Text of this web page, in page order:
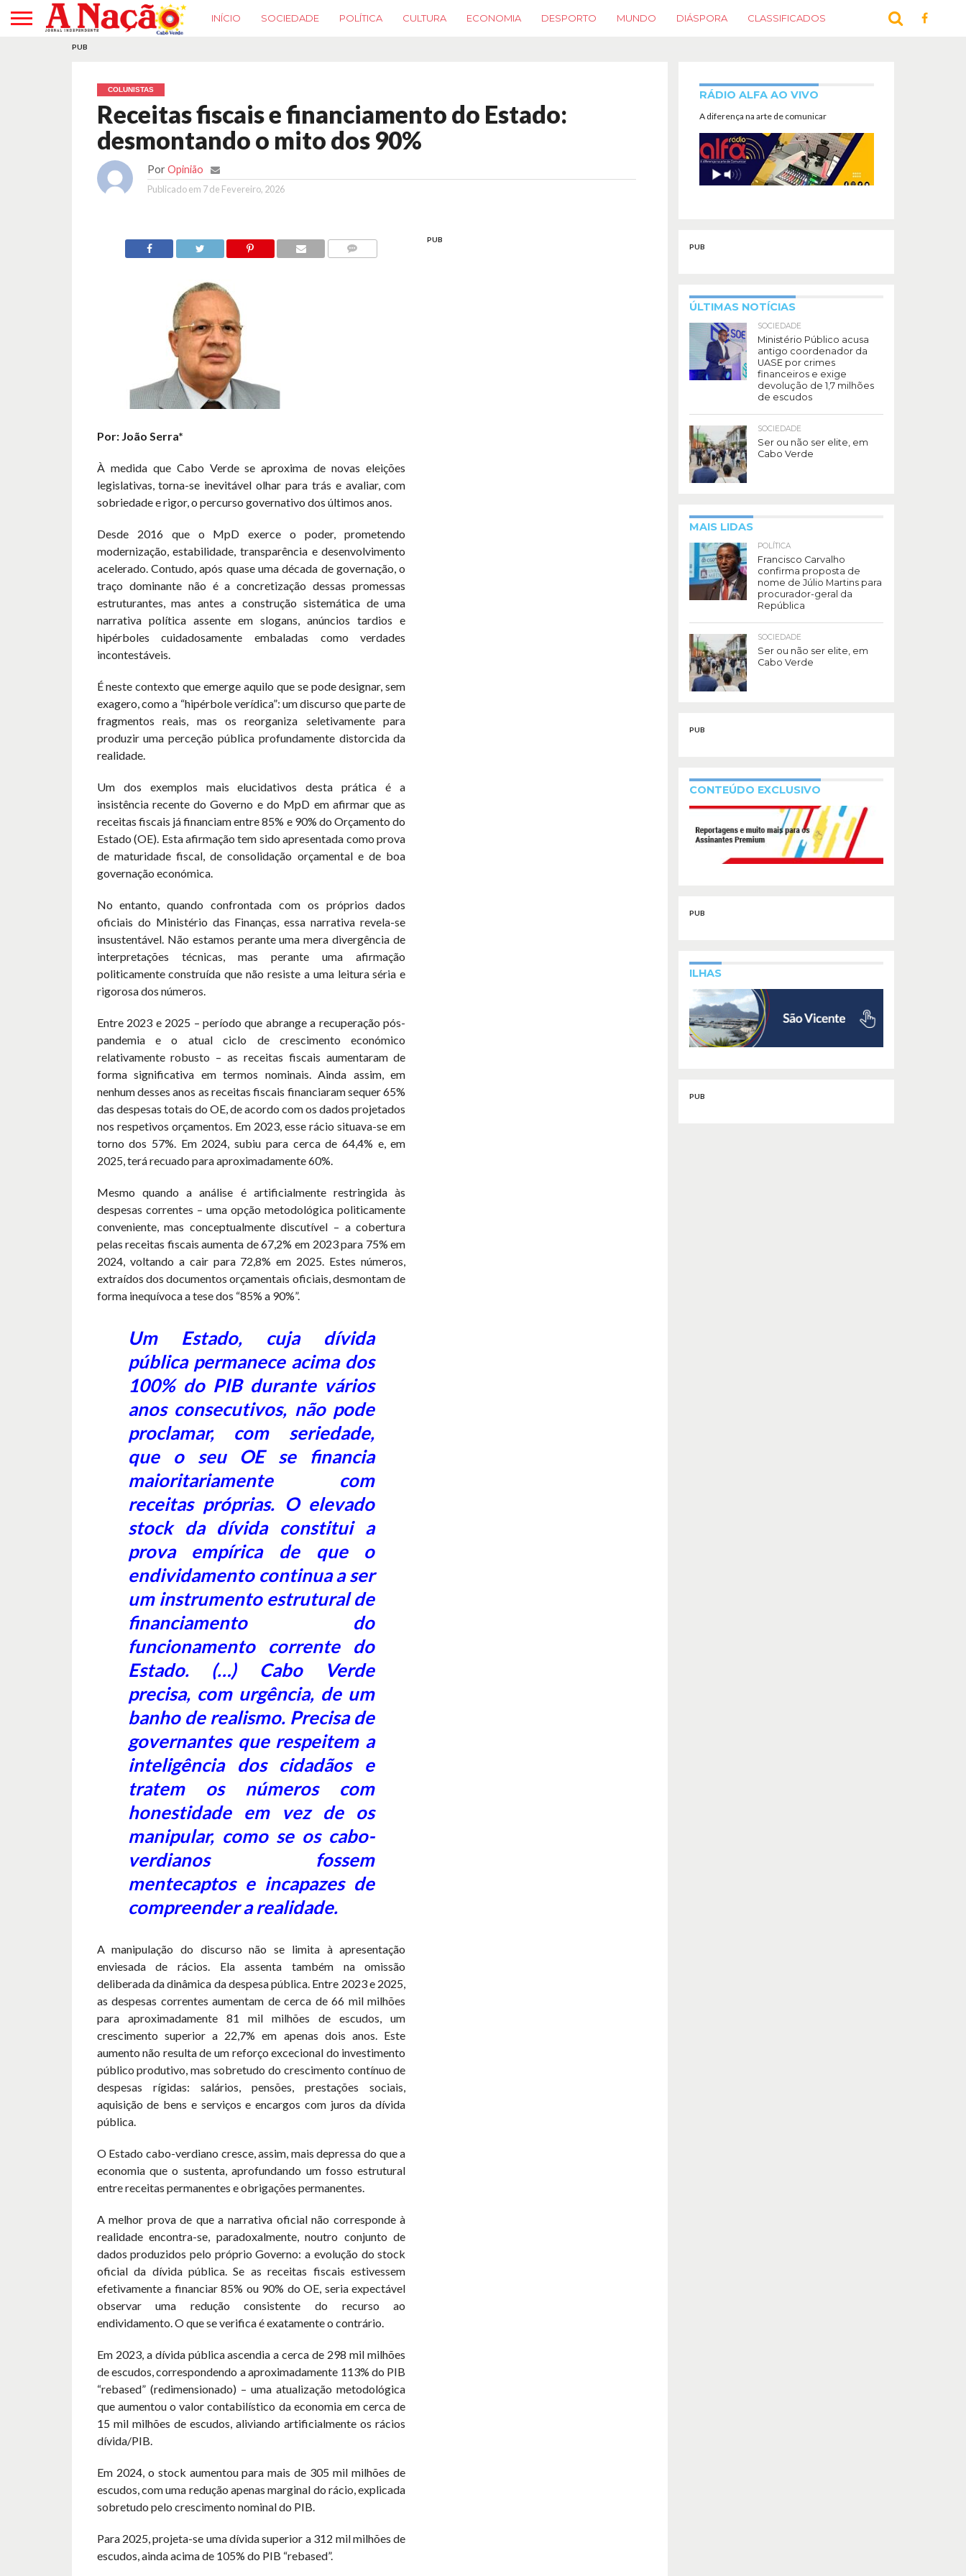
INÍCIO SOCIEDADE POLÍTICA CULTURA ECONOMIA DESPORTO MUNDO DIÁSPORA CLASSIFICADOS
PUB
COLUNISTAS
Receitas fiscais e financiamento do Estado:
desmontando o mito dos 90%
Por Opinião
Publicado em 7 de Fevereiro, 2026
Por: João Serra*
À medida que Cabo Verde se aproxima de novas eleições
legislativas, torna-se inevitável olhar para trás e avaliar, com
sobriedade e rigor, o percurso governativo dos últimos anos.
Desde 2016 que o MpD exerce o poder, prometendo
modernização, estabilidade, transparência e desenvolvimento
acelerado. Contudo, após quase uma década de governação, o
traço dominante não é a concretização dessas promessas
estruturantes, mas antes a construção sistemática de uma
narrativa política assente em slogans, anúncios tardios e
hipérboles cuidadosamente embaladas como verdades
incontestáveis.
É neste contexto que emerge aquilo que se pode designar, sem
exagero, como a “hipérbole verídica”: um discurso que parte de
fragmentos reais, mas os reorganiza seletivamente para
produzir uma perceção pública profundamente distorcida da
realidade.
Um dos exemplos mais elucidativos desta prática é a
insistência recente do Governo e do MpD em afirmar que as
receitas fiscais já financiam entre 85% e 90% do Orçamento do
Estado (OE). Esta afirmação tem sido apresentada como prova
de maturidade fiscal, de consolidação orçamental e de boa
governação económica.
No entanto, quando confrontada com os próprios dados
oficiais do Ministério das Finanças, essa narrativa revela-se
insustentável. Não estamos perante uma mera divergência de
interpretações técnicas, mas perante uma afirmação
politicamente construída que não resiste a uma leitura séria e
rigorosa dos números.
Entre 2023 e 2025 – período que abrange a recuperação pós-
pandemia e o atual ciclo de crescimento económico
relativamente robusto – as receitas fiscais aumentaram de
forma significativa em termos nominais. Ainda assim, em
nenhum desses anos as receitas fiscais financiaram sequer 65%
das despesas totais do OE, de acordo com os dados projetados
nos respetivos orçamentos. Em 2023, esse rácio situava-se em
torno dos 57%. Em 2024, subiu para cerca de 64,4% e, em
2025, terá recuado para aproximadamente 60%.
Mesmo quando a análise é artificialmente restringida às
despesas correntes – uma opção metodológica politicamente
conveniente, mas conceptualmente discutível – a cobertura
pelas receitas fiscais aumenta de 67,2% em 2023 para 75% em
2024, voltando a cair para 72,8% em 2025. Estes números,
extraídos dos documentos orçamentais oficiais, desmontam de
forma inequívoca a tese dos “85% a 90%”.
Um Estado, cuja dívida
pública permanece acima dos
100% do PIB durante vários
anos consecutivos, não pode
proclamar, com seriedade,
que o seu OE se financia
maioritariamente com
receitas próprias. O elevado
stock da dívida constitui a
prova empírica de que o
endividamento continua a ser
um instrumento estrutural de
financiamento do
funcionamento corrente do
Estado. (…) Cabo Verde
precisa, com urgência, de um
banho de realismo. Precisa de
governantes que respeitem a
inteligência dos cidadãos e
tratem os números com
honestidade em vez de os
manipular, como se os cabo-
verdianos fossem
mentecaptos e incapazes de
compreender a realidade.
A manipulação do discurso não se limita à apresentação
enviesada de rácios. Ela assenta também na omissão
deliberada da dinâmica da despesa pública. Entre 2023 e 2025,
as despesas correntes aumentam de cerca de 66 mil milhões
para aproximadamente 81 mil milhões de escudos, um
crescimento superior a 22,7% em apenas dois anos. Este
aumento não resulta de um reforço excecional do investimento
público produtivo, mas sobretudo do crescimento contínuo de
despesas rígidas: salários, pensões, prestações sociais,
aquisição de bens e serviços e encargos com juros da dívida
pública.
O Estado cabo-verdiano cresce, assim, mais depressa do que a
economia que o sustenta, aprofundando um fosso estrutural
entre receitas permanentes e obrigações permanentes.
A melhor prova de que a narrativa oficial não corresponde à
realidade encontra-se, paradoxalmente, noutro conjunto de
dados produzidos pelo próprio Governo: a evolução do stock
oficial da dívida pública. Se as receitas fiscais estivessem
efetivamente a financiar 85% ou 90% do OE, seria expectável
observar uma redução consistente do recurso ao
endividamento. O que se verifica é exatamente o contrário.
Em 2023, a dívida pública ascendia a cerca de 298 mil milhões
de escudos, correspondendo a aproximadamente 113% do PIB
“rebased” (redimensionado) – uma atualização metodológica
que aumentou o valor contabilístico da economia em cerca de
15 mil milhões de escudos, aliviando artificialmente os rácios
dívida/PIB.
Em 2024, o stock aumentou para mais de 305 mil milhões de
escudos, com uma redução apenas marginal do rácio, explicada
sobretudo pelo crescimento nominal do PIB.
Para 2025, projeta-se uma dívida superior a 312 mil milhões de
escudos, ainda acima de 105% do PIB “rebased”.
PUB
RÁDIO ALFA AO VIVO
A diferença na arte de comunicar
PUB
ÚLTIMAS NOTÍCIAS
SOCIEDADE
Ministério Público acusa
antigo coordenador da
UASE por crimes
financeiros e exige
devolução de 1,7 milhões
de escudos
SOCIEDADE
Ser ou não ser elite, em
Cabo Verde
MAIS LIDAS
POLÍTICA
Francisco Carvalho
confirma proposta de
nome de Júlio Martins para
procurador-geral da
República
SOCIEDADE
Ser ou não ser elite, em
Cabo Verde
PUB
CONTEÚDO EXCLUSIVO
PUB
ILHAS
PUB